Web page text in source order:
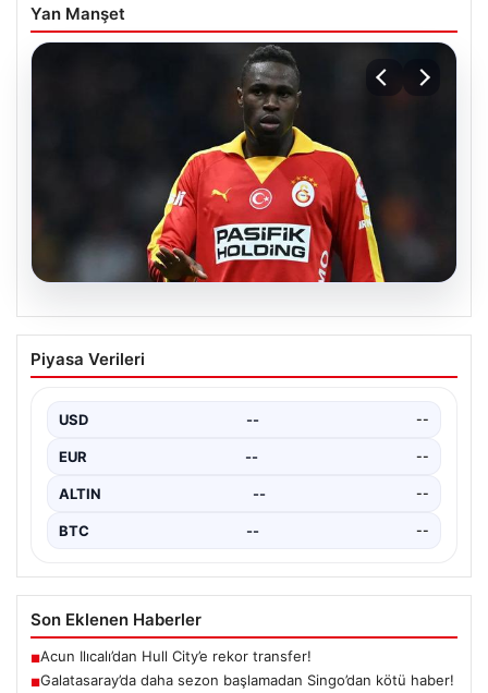
Yan Manşet
Galatasaray’da daha sezon başlamadan
Singo’dan kötü haber!
Başlangıç: Singo’nun Durumu Belirsizliğini Koruyor”,
“content”: “…
Piyasa Verileri
USD -- --
EUR -- --
ALTIN -- --
BTC -- --
Son Eklenen Haberler
■Acun Ilıcalı’dan Hull City’e rekor transfer!
■Galatasaray’da daha sezon başlamadan Singo’dan kötü haber!